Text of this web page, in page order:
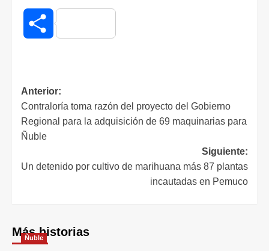
Compartir
Anterior:
Contraloría toma razón del proyecto del Gobierno
Regional para la adquisición de 69 maquinarias para
Ñuble
Siguiente:
Un detenido por cultivo de marihuana más 87 plantas
incautadas en Pemuco
Más historias
Ñuble